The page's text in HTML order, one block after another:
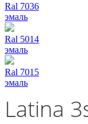
Ral 7036
эмаль
Ral 5014
эмаль
Ral 7015
эмаль
Latina